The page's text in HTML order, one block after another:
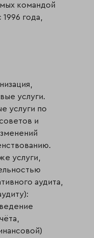
командой
года,
услуги.
услуги по
и
услуги,
аудита,